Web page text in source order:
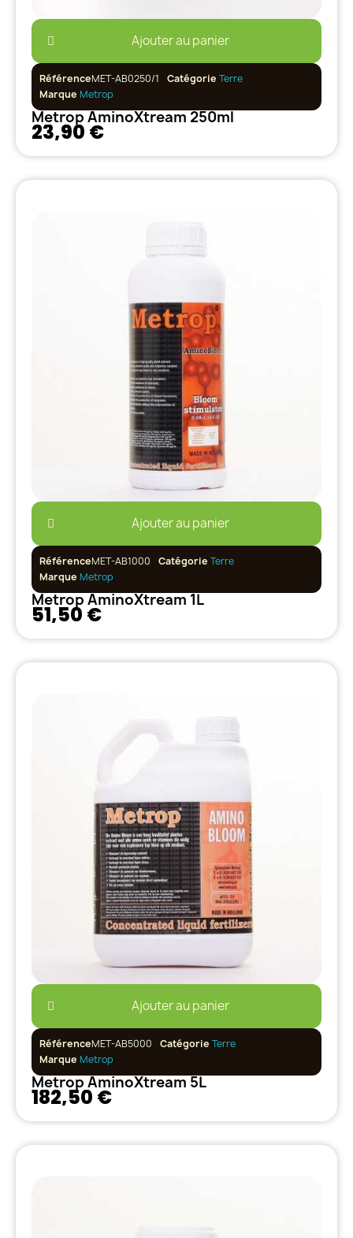
Ajouter au panier
RéférenceMET-AB0250/1 Catégorie Terre
Marque Metrop
Metrop AminoXtream 250ml
23,90 €
Ajouter au panier
RéférenceMET-AB1000 Catégorie Terre
Marque Metrop
Metrop AminoXtream 1L
51,50 €
Ajouter au panier
RéférenceMET-AB5000 Catégorie Terre
Marque Metrop
Metrop AminoXtream 5L
182,50 €